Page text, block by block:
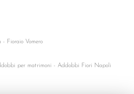
Fioraio Vomero
per matrimoni - Addobbi Fiori Napoli